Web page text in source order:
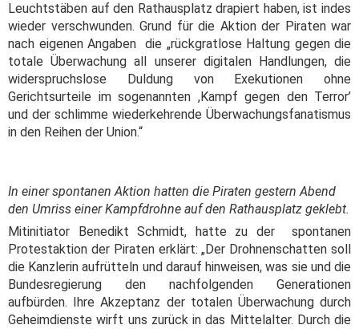
Leuchtstäben auf den Rathausplatz drapiert haben, ist indes
wieder verschwunden. Grund für die Aktion der Piraten war
nach eigenen Angaben die „rückgratlose Haltung gegen die
totale Überwachung all unserer digitalen Handlungen, die
widerspruchslose Duldung von Exekutionen ohne
Gerichtsurteile im sogenannten ,Kampf gegen den Terror’
und der schlimme wiederkehrende Überwachungsfanatismus
in den Reihen der Union.“
In einer spontanen Aktion hatten die Piraten gestern Abend
den Umriss einer Kampfdrohne auf den Rathausplatz geklebt.
Mitinitiator Benedikt Schmidt, hatte zu der spontanen
Protestaktion der Piraten erklärt: „Der Drohnenschatten soll
die Kanzlerin aufrütteln und darauf hinweisen, was sie und die
Bundesregierung den nachfolgenden Generationen
aufbürden. Ihre Akzeptanz der totalen Überwachung durch
Geheimdienste wirft uns zurück in das Mittelalter. Durch die